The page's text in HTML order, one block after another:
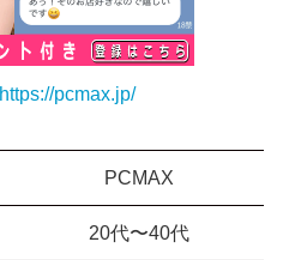
https://pcmax.jp/
PCMAX
20代〜40代